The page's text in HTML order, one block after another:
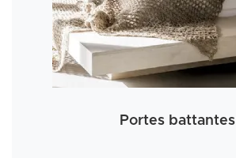
Portes battantes